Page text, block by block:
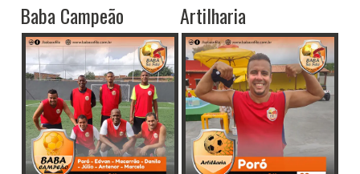
Baba Campeão Artilharia